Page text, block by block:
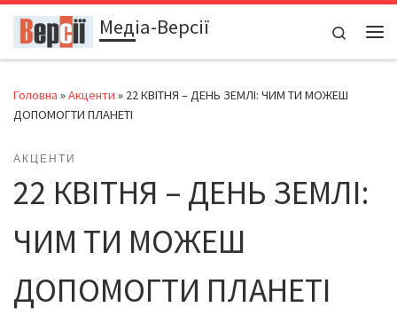
Перейти до вмістуМедіа-Версії
Search
Головна »Акценти » 22 КВІТНЯ – ДЕНЬ ЗЕМЛІ: ЧИМ ТИ МОЖЕШ
ДОПОМОГТИ ПЛАНЕТІ
АКЦЕНТИ
22 КВІТНЯ – ДЕНЬ ЗЕМЛІ:
ЧИМ ТИ МОЖЕШ
ДОПОМОГТИ ПЛАНЕТІ